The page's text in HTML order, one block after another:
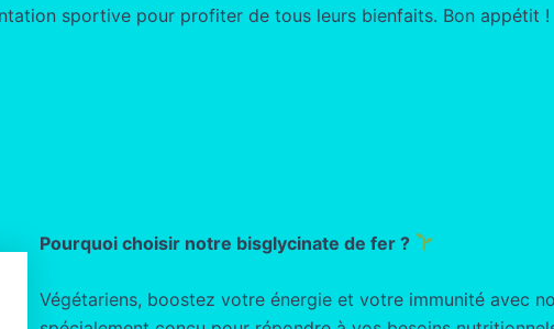
sportive pour profiter de tous leurs bienfaits. Bon appétit !
Pourquoi choisir notre bisglycinate de fer ?
Végétariens, boostez votre énergie et votre immunité avec